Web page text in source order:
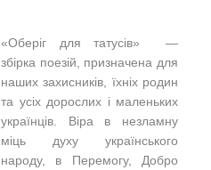
«Оберіг для татусів» —
збірка поезій, призначена для
наших захисників, їхніх родин
та усіх дорослих і маленьких
українців. Віра в незламну
міць духу українського
народу, в Перемогу, Добро